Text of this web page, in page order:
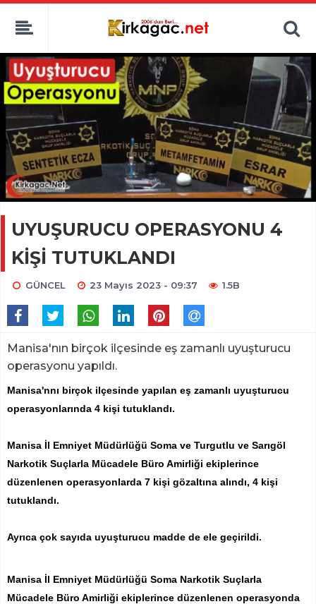
UYUŞURUCU OPERASYONU 4
KİŞİ TUTUKLANDI
GÜNCEL 23 Mayıs 2023 - 09:37 1.5B
Manisa'nın birçok ilçesinde eş zamanlı uyuşturucu
operasyonu yapıldı.
Manisa'nnı birçok ilçesinde yapılan eş zamanlı uyuşturucu
operasyonlarında 4 kişi tutuklandı.
Manisa İl Emniyet Müdürlüğü Soma ve Turgutlu ve Sarıgöl
Narkotik Suçlarla Mücadele Büro Amirliği ekiplerince
düzenlenen operasyonlarda 7 kişi gözaltına alındı, 4 kişi
tutuklandı.
Ayrıca çok sayıda uyuşturucu madde de ele geçirildi.
Manisa İl Emniyet Müdürlüğü Soma Narkotik Suçlarla
Mücadele Büro Amirliği ekiplerince düzenlenen operasyonda